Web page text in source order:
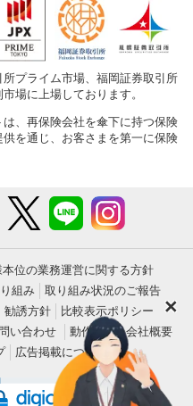
×
プライム市場、福岡証券取引所
場に上場しております。
は、再保険会社を傘下に持つ保険
を通じ、お客さまを第一に保険
本位の業務運営に関する方針
組み
取り組み状況のご報告
勧誘方針
比較表示ポリシー
い合わせ 動作環境
会社概要
広告掲載について